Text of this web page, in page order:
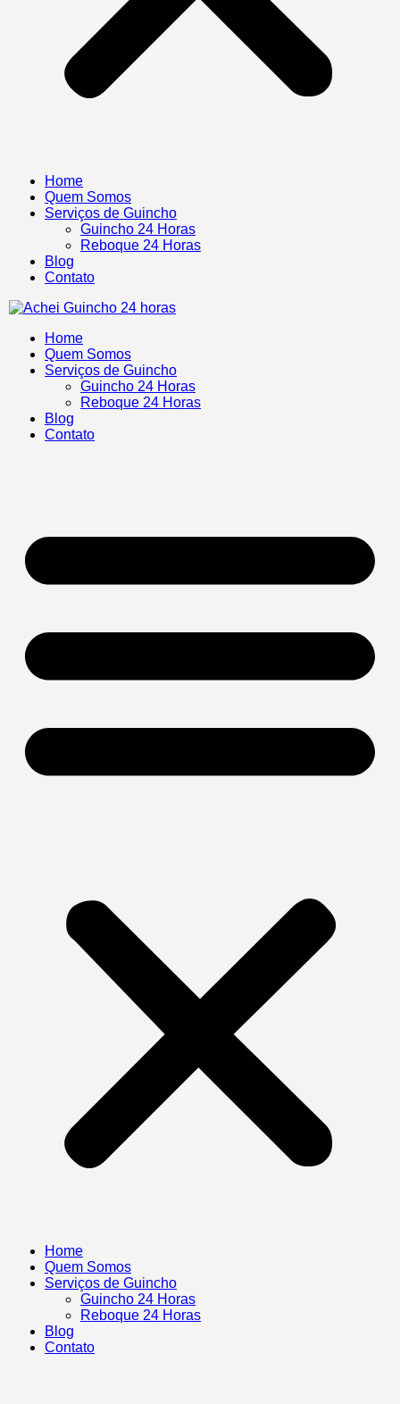
Home
Quem Somos
Serviços de Guincho
Guincho 24 Horas
Reboque 24 Horas
Blog
Contato
Home
Quem Somos
Serviços de Guincho
Guincho 24 Horas
Reboque 24 Horas
Blog
Contato
Home
Quem Somos
Serviços de Guincho
Guincho 24 Horas
Reboque 24 Horas
Blog
Contato